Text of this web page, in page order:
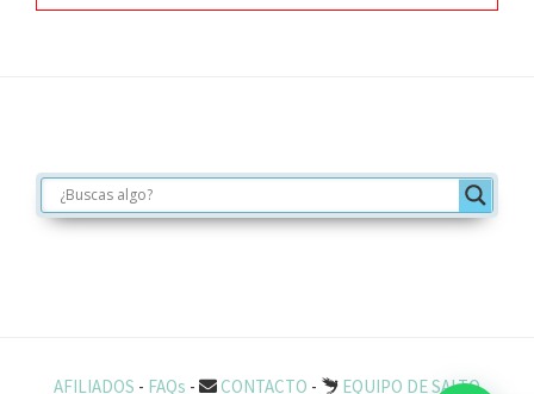
Footer
AFILIADOS - FAQs - CONTACTO - EQUIPO DE SALTO